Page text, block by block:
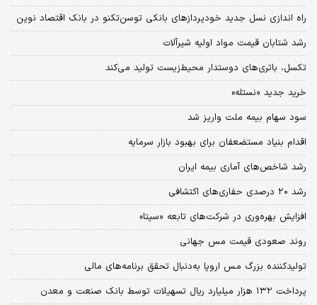
راه اندازی نسل جدید خودپردازهای بانکی توسن‌تکنو در بانک اقتصاد نوین
رشد شتابان قیمت مواد اولیه شیرآلات
تکسل، باتری‌های دوستدار محیط‌زیست تولید می‌کند
خرید جدید «نستله»
سود سهام‌ بیمه ملت واریز شد
اقدام بنیاد مستضعفان برای بهبود بازار سرمایه
رشد شاخص‌های آماری بیمه ایران
رشد ۲۰ درصدی حفاری‌های اکتشافی
افزایش بهره‌وری در شرکت‌های تابعه «سیتا»
روند صعودی قیمت مس جهانی
تولیدکننده بزرگ مس اروپا به‌دنبال تحقق برنامه‌های مالی
پرداخت ۱۳۲ هزار میلیارد ریال تسهیلات توسط بانک صنعت و معدن